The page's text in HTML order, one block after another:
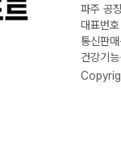
파주 공
대표번
통신판
건강기